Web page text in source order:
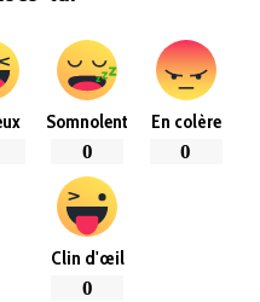
Somnolent
0
En colère
0
Clin d'œil
0